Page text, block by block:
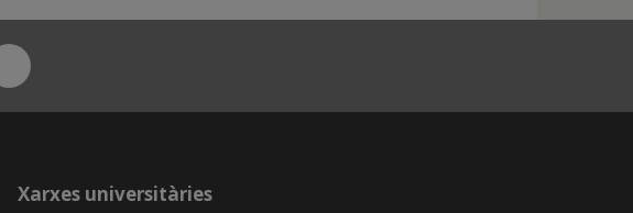
Bluesky
Xarxes universitàries